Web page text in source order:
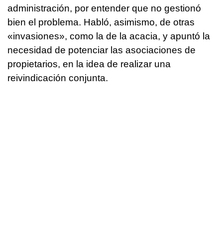
administración, por entender que no gestionó
bien el problema. Habló, asimismo, de otras
«invasiones», como la de la acacia, y apuntó la
necesidad de potenciar las asociaciones de
propietarios, en la idea de realizar una
reivindicación conjunta.